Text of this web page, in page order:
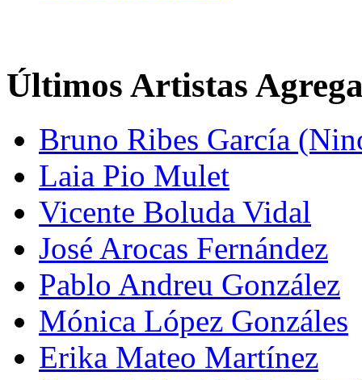
Últimos Artistas
Bruno Ribes García
Laia Pio Mulet
Vicente Boluda Vidal
José Arocas Fernández
Pablo Andreu González
Mónica López Gonzáles
Erika Mateo Martínez